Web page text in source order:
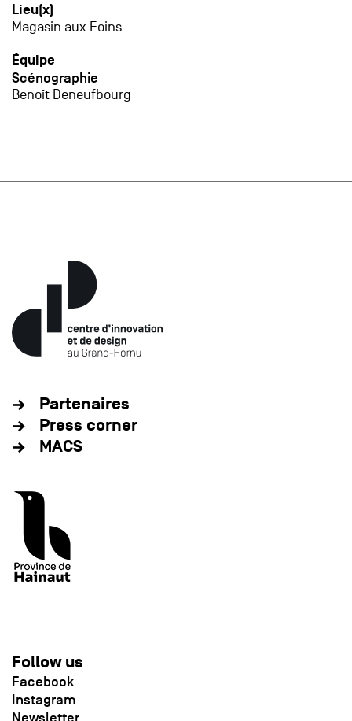
Lieu(x)
Magasin aux Foins
Équipe
Scénographie
Benoît Deneufbourg
Partenaires
Press corner
MACS
Follow us
Facebook
Instagram